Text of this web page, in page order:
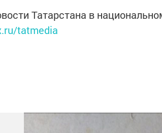
Татарстана в
tatmedia